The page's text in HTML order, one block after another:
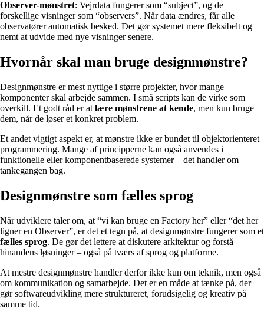
Observer-mønstret: Vejrdata fungerer som “subject”, og de
forskellige visninger som “observers”. Når data ændres, får alle
observatører automatisk besked. Det gør systemet mere fleksibelt og
nemt at udvide med nye visninger senere.
Hvornår skal man bruge designmønstre?
Designmønstre er mest nyttige i større projekter, hvor mange
komponenter skal arbejde sammen. I små scripts kan de virke som
overkill. Et godt råd er at lære mønstrene at kende, men kun bruge
dem, når de løser et konkret problem.
Et andet vigtigt aspekt er, at mønstre ikke er bundet til objektorienteret
programmering. Mange af principperne kan også anvendes i
funktionelle eller komponentbaserede systemer – det handler om
tankegangen bag.
Designmønstre som fælles sprog
Når udviklere taler om, at “vi kan bruge en Factory her” eller “det her
ligner en Observer”, er det et tegn på, at designmønstre fungerer som et
fælles sprog. De gør det lettere at diskutere arkitektur og forstå
hinandens løsninger – også på tværs af sprog og platforme.
At mestre designmønstre handler derfor ikke kun om teknik, men også
om kommunikation og samarbejde. Det er en måde at tænke på, der
gør softwareudvikling mere struktureret, forudsigelig og kreativ på
samme tid.